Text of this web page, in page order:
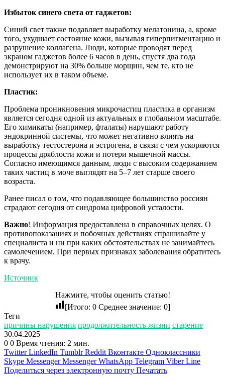
Избыток синего света от гаджетов:
Синий свет также подавляет выработку мелатонина, а, кроме
того, ухудшает состояние кожи, вызывая гиперпигментацию и
разрушение коллагена. Люди, которые проводят перед
экраном гаджетов более 6 часов в день, спустя два года
демонстрируют на 30% больше морщин, чем те, кто не
использует их в таком объеме.
Пластик:
Проблема проникновения микрочастиц пластика в организм
является сегодня одной из актуальных в глобальном масштабе.
Его химикаты (например, фталаты) нарушают работу
эндокринной системы, что может негативно влиять на
выработку тестостерона и эстрогена, в связи с чем ускоряются
процессы дряблости кожи и потери мышечной массы.
Согласно имеющимся данным, люди с высоким содержанием
таких частиц в моче выглядят на 5–7 лет старше своего
возраста.
Ранее писал о том, что подавляющее большинство россиян
страдают сегодня от синдрома цифровой усталости.
Важно! Информация предоставлена в справочных целях. О
противопоказаниях и побочных действиях спрашивайте у
специалиста и ни при каких обстоятельствах не занимайтесь
самолечением. При первых признаках заболевания обратитесь
к врачу.
Источник
Нажмите, чтобы оценить статью!
[Итого: 0 Среднее значение: 0]
Теги
причины нарушения продолжительность жизни старение
30.04.2025
0 0 Время чтения: 2 мин.
Twitter LinkedIn Tumblr Reddit Вконтакте Одноклассники
Skype Messenger Messenger WhatsApp Telegram Viber Line
Поделиться через электронную почту Печатать